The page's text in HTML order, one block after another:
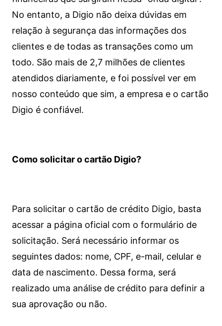
No entanto, a Digio não deixa dúvidas em
relação à segurança das informações dos
clientes e de todas as transações como um
todo. São mais de 2,7 milhões de clientes
atendidos diariamente, e foi possível ver em
nosso conteúdo que sim, a empresa e o cartão
Digio é confiável.
Como solicitar o cartão Digio?
Para solicitar o cartão de crédito Digio, basta
acessar a página oficial com o formulário de
solicitação. Será necessário informar os
seguintes dados: nome, CPF, e-mail, celular e
data de nascimento. Dessa forma, será
realizado uma análise de crédito para definir a
sua aprovação ou não.